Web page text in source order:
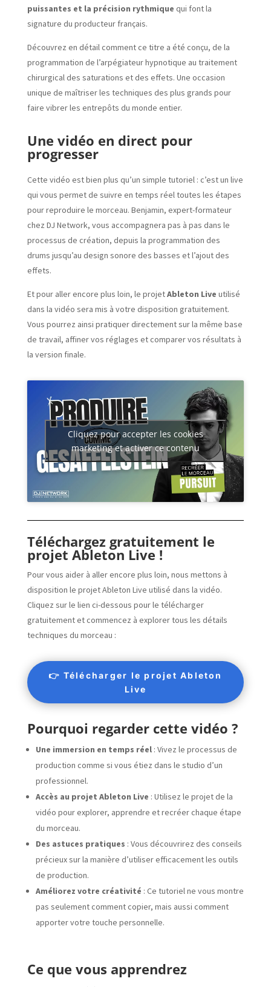
puissantes et la précision rythmique qui font la
signature du producteur français.
Découvrez en détail comment ce titre a été conçu, de la
programmation de l’arpégiateur hypnotique au traitement
chirurgical des saturations et des effets. Une occasion
unique de maîtriser les techniques des plus grands pour
faire vibrer les entrepôts du monde entier.
Une vidéo en direct pour
progresser
Cette vidéo est bien plus qu’un simple tutoriel : c’est un live
qui vous permet de suivre en temps réel toutes les étapes
pour reproduire le morceau. Benjamin, expert-formateur
chez DJ Network, vous accompagnera pas à pas dans le
processus de création, depuis la programmation des
drums jusqu’au design sonore des basses et l’ajout des
effets.
Et pour aller encore plus loin, le projetAbleton Live utilisé
dans la vidéo sera mis à votre disposition gratuitement.
Vous pourrez ainsi pratiquer directement sur la même base
de travail, affiner vos réglages et comparer vos résultats à
la version finale.
Cliquez pour accepter les cookies
marketing et activer ce contenu
Téléchargez gratuitement le
projet Ableton Live !
Pour vous aider à aller encore plus loin, nous mettons à
disposition le projet Ableton Live utilisé dans la vidéo.
Cliquez sur le lien ci-dessous pour le télécharger
gratuitement et commencez à explorer tous les détails
techniques du morceau :
👉 Télécharger le projet Ableton
Live
Pourquoi regarder cette vidéo ?
Une immersion en temps réel: Vivez le processus de
production comme si vous étiez dans le studio d’un
professionnel.
Accès au projet Ableton Live : Utilisez le projet de la
vidéo pour explorer, apprendre et recréer chaque étape
du morceau.
Des astuces pratiques : Vous découvrirez des conseils
précieux sur la manière d’utiliser efficacement les outils
de production.
Améliorez votre créativité : Ce tutoriel ne vous montre
pas seulement comment copier, mais aussi comment
apporter votre touche personnelle.
Ce que vous apprendrez